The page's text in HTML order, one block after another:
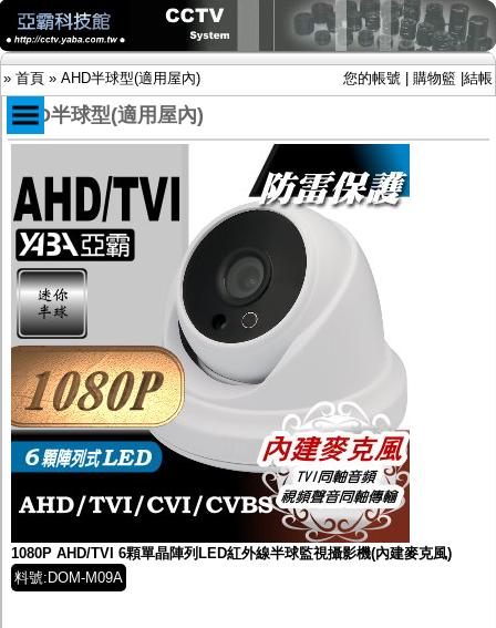
» 首頁 » AHD半球型(適用屋內) 您的帳號 購物籃 結帳
商品目錄
限時促銷特惠專案
IP網路攝影機及錄放影機
AHD DVR數位錄放影機
AHD半球型(適用屋內)
AHD中小型紅外線攝影機(適用騎樓、室內外)
AHD防護罩型攝影機(適用屋外，紅外線照射
距離遠）
AHD特殊功能型攝影機
旋轉型攝影機.旋轉台
傳統高解析攝影機
鏡頭
投光設備
防護罩及支架
監聽器.麥克風
視訊轉換設備
雙絞線傳輸器
雜訊改善器
AHD半球型(適用屋內)
1080P AHD/TVI 6顆單晶陣列LED紅外線半球監視攝影機(內建麥克風)
料號:DOM-M09A